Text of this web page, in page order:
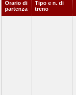
Orario di
partenza
Tipo e n. di
treno